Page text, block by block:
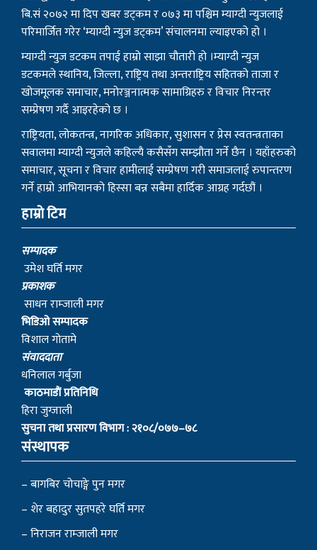
बि.सं २०७२ मा दिप खबर डट्कम र ०७३ मा पश्चिम म्याग्दी न्युजलाई
परिमार्जित गरेर ‘म्याग्दी न्युज डट्कम’ संचालनमा ल्याइएको हो ।
म्याग्दी न्युज डटकम तपाई हाम्रो साझा चौतारी हो ।म्याग्दी न्युज
डटकमले स्थानिय, जिल्ला, राष्ट्रिय तथा अन्तराष्ट्रिय सहितको ताजा र
खोजमूलक समाचार, मनोरञ्जनात्मक सामाग्रिहरु र विचार निरन्तर
सम्प्रेषण गर्दै आइरहेको छ ।
राष्ट्रियता, लोकतन्त्र, नागरिक अधिकार, सुशासन र प्रेस स्वतन्त्रताका
सवालमा म्याग्दी न्युजले कहिल्यै कसैसँग सम्झौता गर्ने छैन । यहाँहरुको
समाचार, सूचना र विचार हामीलाई सम्प्रेषण गरी समाजलाई रुपान्तरण
गर्ने हाम्रो आभियानको हिस्सा बन्न सबैमा हार्दिक आग्रह गर्दछौं ।
हाम्रो टिम
सम्पादक
उमेश घर्ति मगर
प्रकाशक
साधन राम्जाली मगर
भिडिओ सम्पादक
विशाल गोतामे
स‌ंवाददाता
धनिलाल गर्बुजा
काठमाडाैं प्रतिनिधि
हिरा जुग्जाली
सुचना तथा प्रसारण विभाग : २१०८/०७७–७८
संस्थापक
– बागबिर चोचाङ्गे पुन मगर
– शेर बहादुर सुतपहरे घर्ति मगर
– निराजन राम्जाली मगर